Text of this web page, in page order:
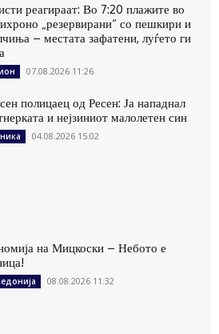
реагираат: Во 7:20 плажите во
„резервирани“ со пешкири и
– местата зафатени, луѓето ги
07.08.2026 11:26
полицаец од Ресен: Ја нападнал
и нејзиниот малолетен син
04.08.2026 15:02
на Мицкоски – Небото е
08.08.2026 11:32